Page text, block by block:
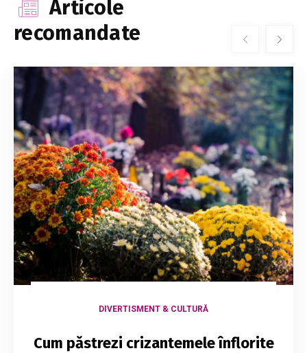
Articole
recomandate
DIVERTISMENT & CULTURĂ
Cum păstrezi crizantemele înflorite